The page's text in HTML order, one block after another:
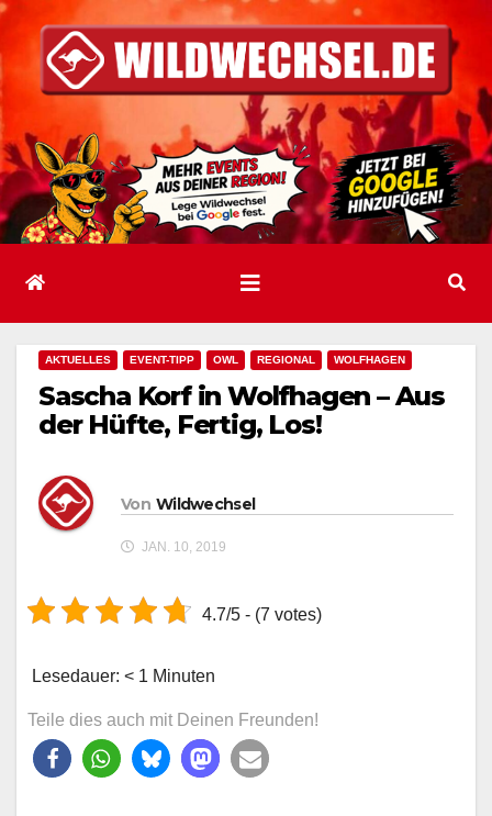
Inhalt
springen
AKTUELLES EVENT-TIPP OWL REGIONAL WOLFHAGEN
Sascha Korf in Wolfhagen – Aus
der Hüfte, Fertig, Los!
Von Wildwechsel
JAN. 10, 2019
4.7/5 - (7 votes)
Lesedauer: < 1 Minuten
Teile dies auch mit Deinen Freunden!